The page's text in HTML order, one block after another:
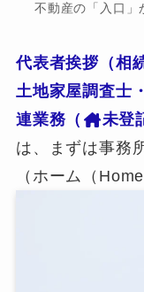
不動産の「入口」
代表者挨拶（相
土地家屋調査士
連業務（
未登
は、まずは事務
（ホーム（